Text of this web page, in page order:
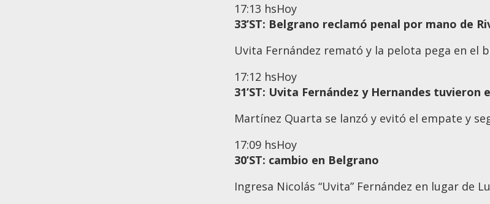
17:13 hsHoy
33’ST: Belgrano reclamó penal por mano de
Uvita Fernández remató y la pelota pega en el
17:12 hsHoy
31’ST: Uvita Fernández y Hernandes tuvieron
Martínez Quarta se lanzó y evitó el empate y
17:09 hsHoy
30’ST: cambio en Belgrano
Ingresa Nicolás “Uvita” Fernández en lugar de